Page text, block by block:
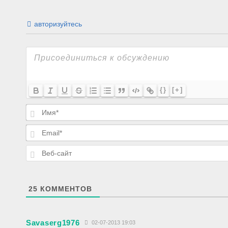
авторизуйтесь
{} [+]
25 КОММЕНТОВ
Savaserg1976 02-07-2013 19:03